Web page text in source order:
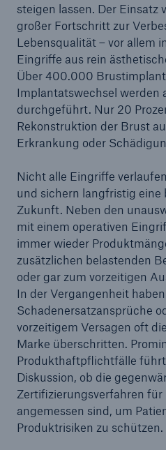
steigen lassen. Der Einsatz
großer Fortschritt zur
Lebensqualität – vor allem
Eingriffe aus rein
Über 400.000
Implantatswechsel werden
durchgeführt. Nur 20
Rekonstruktion der Brust
Erkrankung oder
Nicht alle Eingriffe
und sichern langfristig eine
Zukunft. Neben den
mit einem operativen
immer wieder
zusätzlichen belastenden
oder gar zum vorzeitigen
In der Vergangenheit haben
Schadenersatzansprüche
vorzeitigem Versagen oft
Marke überschritten.
Produkthaftpflichtfälle
Diskussion, ob die
Zertifizierungsverfahren
angemessen sind, um
Produktrisiken zu schützen.
CLARA reduziert die
Leistungsentscheidung
Versicherung bis zu
50 %
Cyber
Geschätzte globale
Internetkriminalität
600
US Dollar im Jahr 2018